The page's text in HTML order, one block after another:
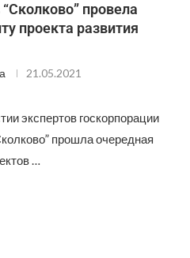
провела
проекта развития
21.05.2021
экспертов госкорпорации
прошла очередная
…